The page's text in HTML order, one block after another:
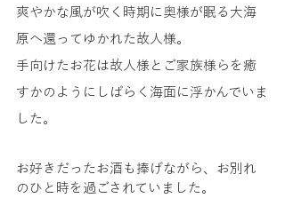
爽やかな風が吹く時期に奥様が眠る大海
原へ還ってゆかれた故人様。
手向けたお花は故人様とご家族様らを癒
すかのようにしばらく海面に浮かんでいま
した。
お好きだったお酒も捧げながら、お別れ
のひと時を過ごされていました。